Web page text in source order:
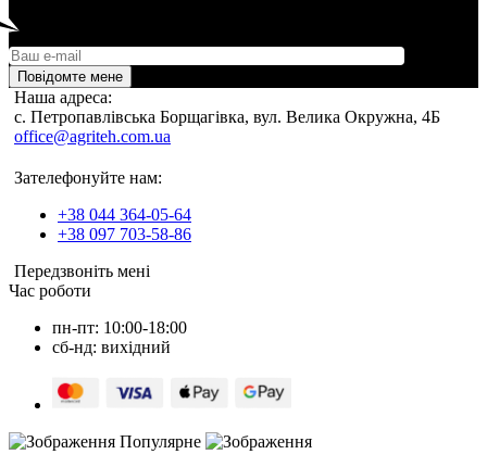
Повідомте мене
Наша адреса:
c. Петропавлівська Борщагівка, вул. Велика Окружна, 4Б
office@agriteh.com.ua
Зателефонуйте нам:
+38 044 364-05-64
+38 097 703-58-86
Передзвоніть мені
Час роботи
пн-пт: 10:00-18:00
сб-нд: вихідний
Популярне